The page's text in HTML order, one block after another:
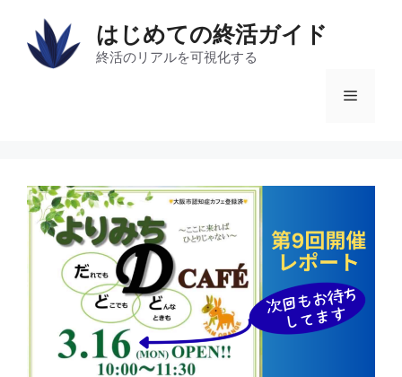
はじめての終活ガイド
終活のリアルを可視化する
メ